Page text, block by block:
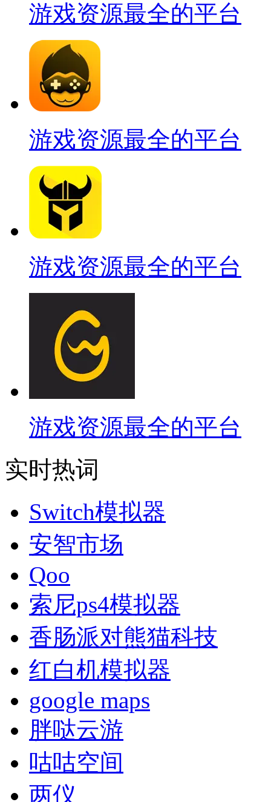
游戏资源最全的平台
游戏资源最全的平台
游戏资源最全的平台
游戏资源最全的平台
实时热词
Switch模拟器
安智市场
Qoo
索尼ps4模拟器
香肠派对熊猫科技
红白机模拟器
google maps
胖哒云游
咕咕空间
两仪